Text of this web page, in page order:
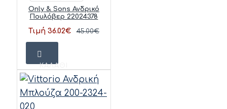
Only & Sons Ανδρικό
Πουλόβερ 22024378
Τιμή 36.02€ 45.00€
ΚΑΛΆΘΙ